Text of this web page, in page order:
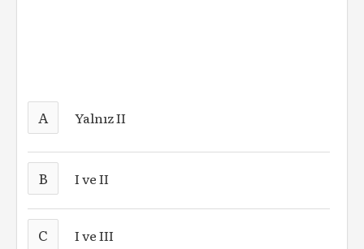
A Yalnız II
B I ve II
C I ve III